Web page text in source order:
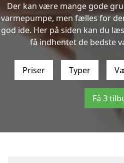
Der kan være mange gode
varmepumpe, men fælles for
god ide. Her på siden kan du
få indhentet de bedste
Priser Typer
Få 3